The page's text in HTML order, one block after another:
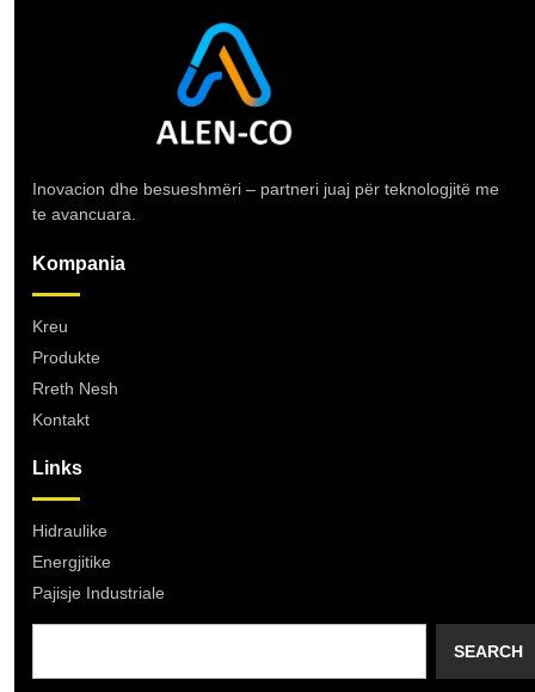
Inovacion dhe besueshmëri – partneri juaj për teknologjitë me
te avancuara.
Kompania
Kreu
Produkte
Rreth Nesh
Kontakt
Links
Hidraulike
Energjitike
Pajisje Industriale
SEARCH